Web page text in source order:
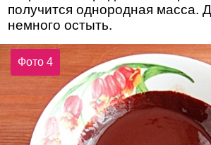
получится однородная масса.
немного остыть.
Фото 4